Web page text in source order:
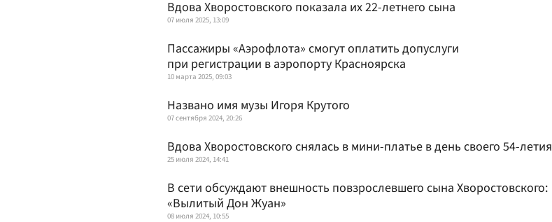
Вдова Хворостовского показала их 22-летнего сына
07 июля 2025, 13:09
Пассажиры «Аэрофлота» смогут оплатить допуслуги
при регистрации в аэропорту Красноярска
10 марта 2025, 09:03
Названо имя музы Игоря Крутого
07 сентября 2024, 20:26
Вдова Хворостовского снялась в мини-платье в день своего 54-летия
25 июля 2024, 14:41
В сети обсуждают внешность повзрослевшего сына Хворостовского:
«Вылитый Дон Жуан»
08 июля 2024, 10:55